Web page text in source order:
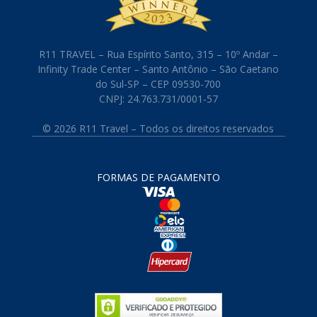
R11 TRAVEL – Rua Espírito Santo, 315 – 10º Andar –
Infinity Trade Center – Santo Antônio – São Caetano
do Sul-SP – CEP 09530-700
CNPJ: 24.763.731/0001-57
© 2026 R11 Travel – Todos os direitos reservados
FORMAS DE PAGAMENTO